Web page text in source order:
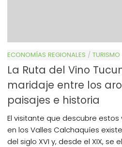
ECONOMÍAS REGIONALES / TURISMO
La Ruta del Vino
maridaje entre los
paisajes e historia
El visitante que descubre
en los Valles Calchaquíes
del siglo XVI y, desde el XIX, se